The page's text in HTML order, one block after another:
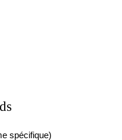
spécifique)